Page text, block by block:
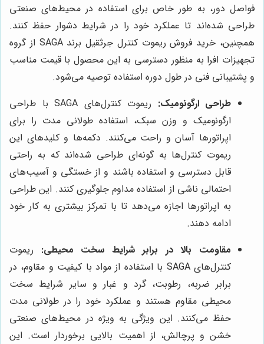
فواصل دور، به طور خاص برای استفاده در محیط‌های صنعتی
طراحی شده‌اند تا عملکرد خود را در شرایط دشوار حفظ کنند.
همچنین، خرید فروش ریموت کنترل جرثقیل برند SAGA از گروه
تجهیزات افرا به منظور دسترسی به این محصول با قیمت مناسب
و پشتیبانی فنی در طول دوره استفاده توصیه می‌شود.
طراحی ارگونومیک:
ریموت کنترل‌های SAGA با طراحی
ارگونومیک و وزن سبک، استفاده طولانی مدت را برای
اپراتورها آسان و راحت می‌کنند. دکمه‌ها و کلیدهای این
ریموت کنترل‌ها به گونه‌ای طراحی شده‌اند که به راحتی
قابل دسترسی و استفاده باشند و از خستگی و آسیب‌های
احتمالی ناشی از استفاده مداوم جلوگیری کنند. این طراحی
به اپراتورها اجازه می‌دهد تا با تمرکز بیشتری به کار خود
ادامه دهند.
مقاومت بالا در برابر شرایط سخت محیطی: ریموت
کنترل‌های SAGA با استفاده از مواد با کیفیت و مقاوم، در
برابر ضربه، رطوبت، گرد و غبار و سایر شرایط سخت
محیطی مقاوم هستند و عملکرد خود را در طولانی مدت
حفظ می‌کنند. این ویژگی به ویژه در محیط‌های صنعتی
خشن و پرچالش، از اهمیت بالایی برخوردار است. این